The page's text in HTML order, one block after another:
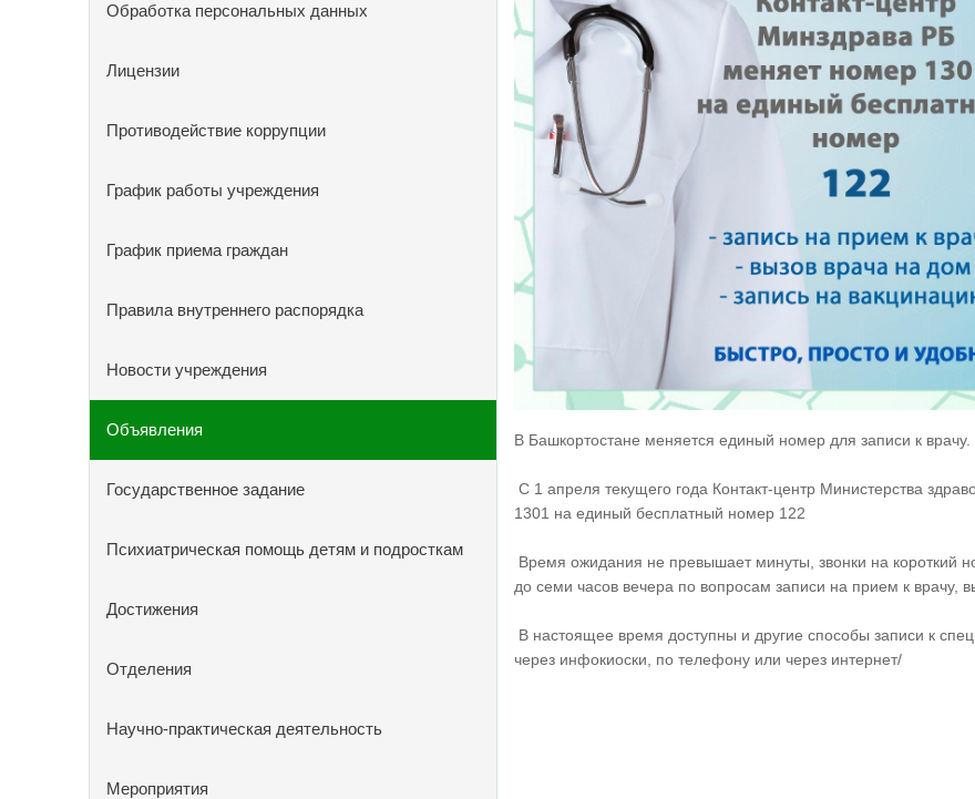
Обработка персональных данных
Лицензии
Противодействие коррупции
График работы учреждения
График приема граждан
Правила внутреннего распорядка
Новости учреждения
Объявления
Государственное задание
Психиатрическая помощь детям и подросткам
Достижения
Отделения
Научно-практическая деятельность
Мероприятия
В Башкортостане меняется единый номер для записи к врачу.
С 1 апреля текущего года Контакт-центр Министерства
1301 на единый бесплатный номер 122
Время ожидания не превышает минуты, звонки на короткий
до семи часов вечера по вопросам записи на прием к врачу,
В настоящее время доступны и другие способы записи к
через инфокиоски, по телефону или через интернет/